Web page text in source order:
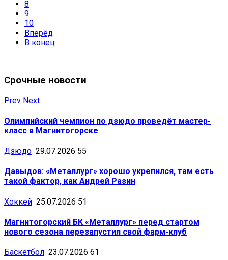
8
9
10
Вперёд
В конец
Срочные новости
Prev Next
Олимпийский чемпион по дзюдо проведёт мастер-
класс в Магнитогорске
Дзюдо 29.07.2026 55
Давыдов: «Металлург» хорошо укрепился, там есть
такой фактор, как Андрей Разин
Хоккей 25.07.2026 51
Магнитогорский БК «Металлург» перед стартом
нового сезона перезапустил свой фарм-клуб
Баскетбол 23.07.2026 61